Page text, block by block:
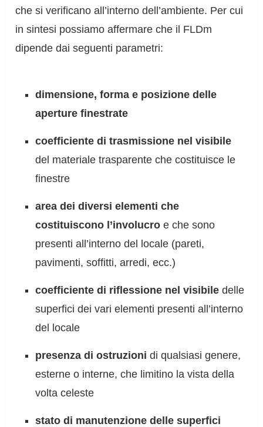
che si verificano all’interno dell’ambiente. Per cui
in sintesi possiamo affermare che il FLDm
dipende dai seguenti parametri:
dimensione, forma e posizione delle
aperture finestrate
coefficiente di trasmissione nel visibile
del materiale trasparente che costituisce le
finestre
area dei diversi elementi che
costituiscono l’involucro e che sono
presenti all’interno del locale (pareti,
pavimenti, soffitti, arredi, ecc.)
coefficiente di riflessione nel visibile delle
superfici dei vari elementi presenti all’interno
del locale
presenza di ostruzioni di qualsiasi genere,
esterne o interne, che limitino la vista della
volta celeste
stato di manutenzione delle superfici